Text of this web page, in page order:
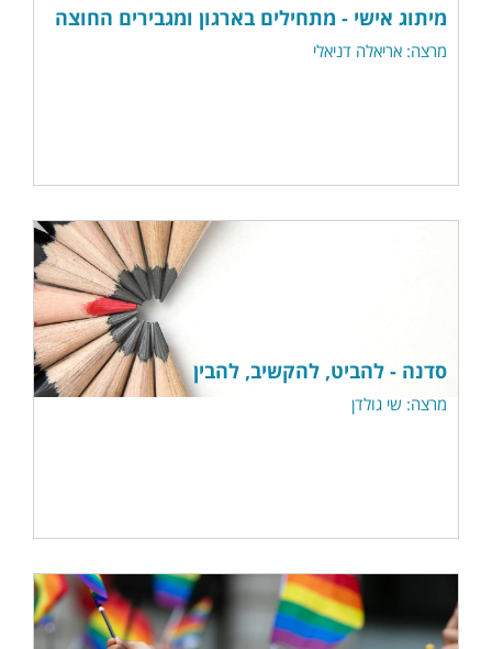
מיתוג אישי - מתחילים בארגון ומגבירים החוצה
מרצה: אריאלה דניאלי
סדנה - להביט, להקשיב, להבין
מרצה: שי גולדן